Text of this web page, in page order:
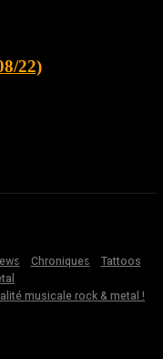
22)
Chroniques
Tattoos
musicale rock & metal !